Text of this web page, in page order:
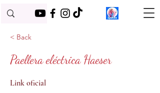
< Back
Paellera eléctrica Haeser
Link oficial